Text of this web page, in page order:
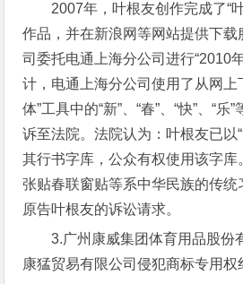
2007年，叶根友创作完成了“
作品，并在新浪网等网站提供下载
司委托电通上海分公司进行“2010
计，电通上海分公司使用了从网上
体”工具中的“新”、“春”、“快”、“
诉至法院。法院认为：叶根友已以
其行书字库，公众有权使用该字库
张贴春联窗贴等系中华民族的传统
原告叶根友的诉讼请求。
3.广州康威集团体育用品股份
康猛贸易有限公司侵犯商标专用权